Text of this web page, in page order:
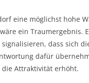
eine möglichst hohe
ein Traumergebnis.
dass sich
dafür
die Attraktivität erhöht.